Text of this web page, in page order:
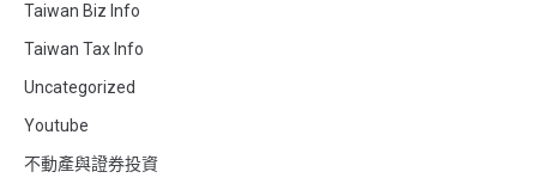
Taiwan Biz Info
Taiwan Tax Info
Uncategorized
Youtube
不動產與證券投資